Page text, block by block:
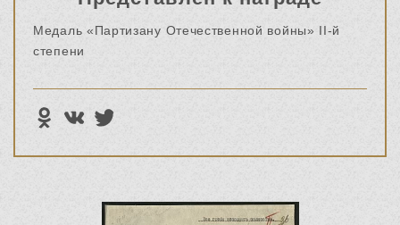
Медаль «Партизану Отечественной войны» II-й
степени